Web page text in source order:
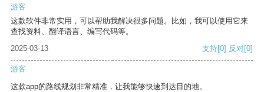
游客
这款软件非常实用，可以帮助我解决很多问题。比如，我可以使用它来
查找资料、翻译语言、编写代码等。
2025-03-13
支持[0] 反对[0]
游客
这款app的路线规划非常精准，让我能够快速到达目的地。